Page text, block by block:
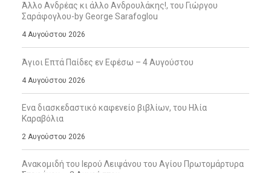
Άλλο Ανδρέας κι άλλο Ανδρουλάκης!, του Γιώργου
Σαράφογλου-by George Sarafoglou
4 Αυγούστου 2026
Άγιοι Επτά Παίδες εν Εφέσω – 4 Αυγούστου
4 Αυγούστου 2026
Ενα διασκεδαστικό καφενείο βιβλίων, του Ηλία
Καραβόλια
2 Αυγούστου 2026
Ανακομιδή του Ιερού Λειψάνου του Αγίου Πρωτομάρτυρα